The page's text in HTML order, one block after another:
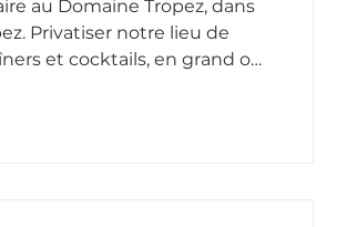
au Domaine Tropez, dans
Privatiser notre lieu de
et cocktails, en grand ou